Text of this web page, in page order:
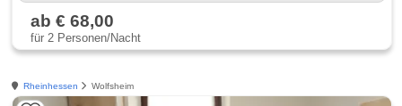
ab € 68,00
für 2 Personen/Nacht
Rheinhessen Wolfsheim